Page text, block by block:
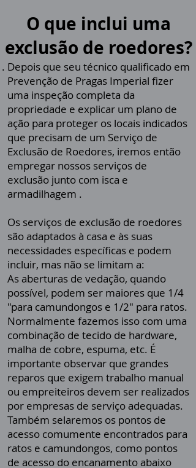
O que inclui uma
exclusão de roedores?
Depois que seu técnico qualificado em
Prevenção de Pragas Imperial fizer
uma inspeção completa da
propriedade e explicar um plano de
ação para proteger os locais indicados
que precisam de um Serviço de
Exclusão de Roedores, iremos então
empregar nossos serviços de
exclusão junto com isca e
armadilhagem .
Os serviços de exclusão de roedores
são adaptados à casa e às suas
necessidades específicas e podem
incluir, mas não se limitam a:
As aberturas de vedação, quando
possível, podem ser maiores que 1/4
"para camundongos e 1/2" para ratos.
Normalmente fazemos isso com uma
combinação de tecido de hardware,
malha de cobre, espuma, etc. É
importante observar que grandes
reparos que exigem trabalho manual
ou empreiteiros devem ser realizados
por empresas de serviço adequadas.
Também selaremos os pontos de
acesso comumente encontrados para
ratos e camundongos, como pontos
de acesso do encanamento abaixo